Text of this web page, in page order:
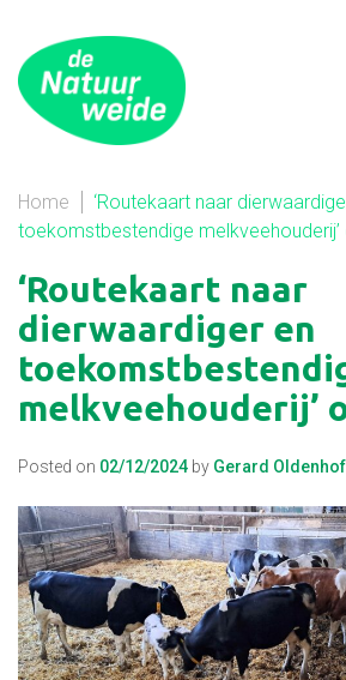
Home
‘Routekaart naar
toekomstbestendige melkveehouderij’
‘Routekaart naar
dierwaardiger en
melkveehouderij’
Posted on 02/12/2024 by Gerard Oldenhof